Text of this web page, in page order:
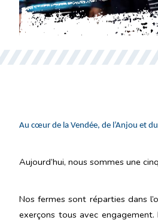
Au cœur de la Vendée, de l’Anjou et
Aujourd’hui, nous sommes une
Nos fermes sont réparties dans
exerçons tous avec